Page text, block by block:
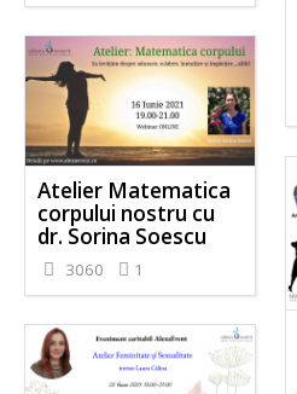
Atelier Matematica
corpului nostru cu
dr. Sorina Soescu
3060 1